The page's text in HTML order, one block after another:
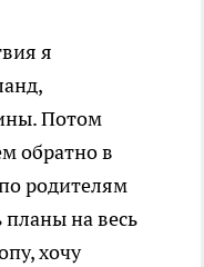
я
Потом
обратно в
родителям
планы на весь
хочу